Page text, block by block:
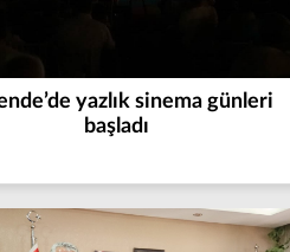
yazlık sinema günleri
başladı